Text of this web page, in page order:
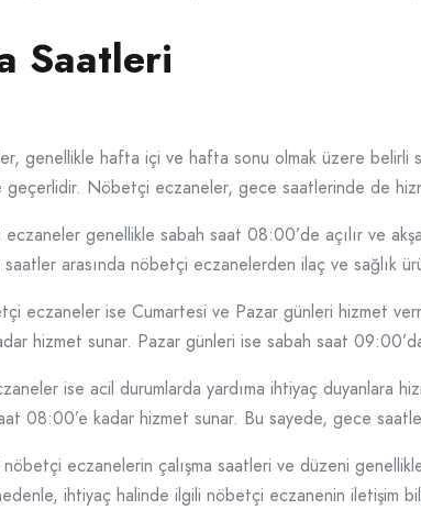
Saatleri
genellikle hafta içi ve hafta sonu olmak üzere belirli
Nöbetçi eczaneler, gece saatlerinde de
genellikle sabah saat 08:00’de açılır ve
arasında nöbetçi eczanelerden ilaç ve sağlık
eczaneler ise Cumartesi ve Pazar günleri hizmet
hizmet sunar. Pazar günleri ise sabah saat
ise acil durumlarda yardıma ihtiyaç duyanlara
08:00’e kadar hizmet sunar. Bu sayede, gece
nöbetçi eczanelerin çalışma saatleri ve düzeni
ihtiyaç halinde ilgili nöbetçi eczanenin iletişim